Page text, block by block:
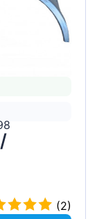
(2)